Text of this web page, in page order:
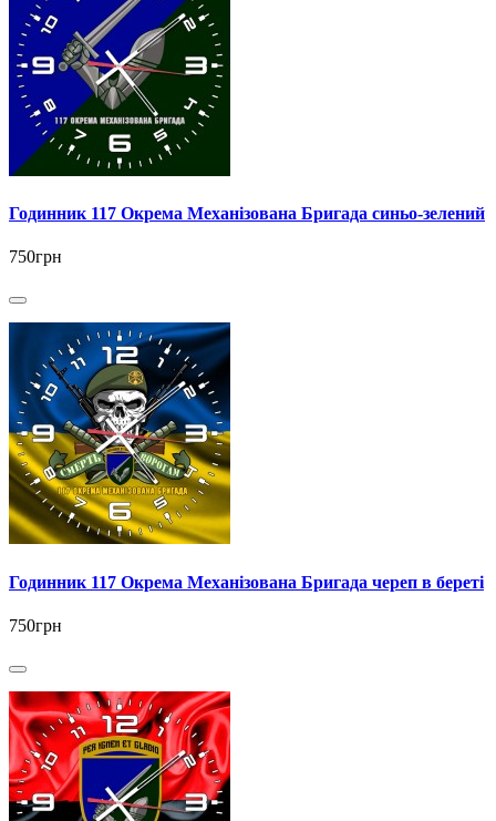
Годинник 117 Окрема Механізована Бригада синьо-зелений
750грн
Годинник 117 Окрема Механізована Бригада череп в береті
750грн